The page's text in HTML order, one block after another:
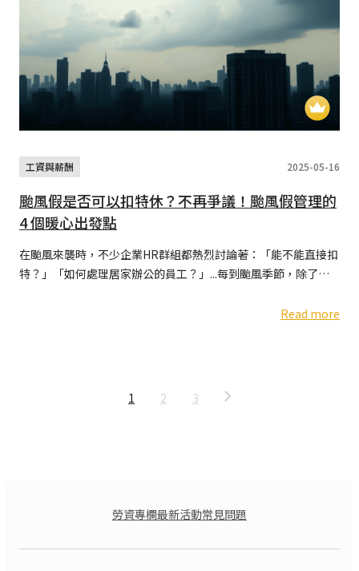
工資與薪酬 2025-05-16
颱風假是否可以扣特休？不再爭議！颱風假管理的
4 個暖心出發點
在颱風來襲時，不少企業HR群組都熱烈討論著：「能不能直接扣
特？」「如何處理居家辦公的員工？」...每到颱風季節，除了關
Read more
1 2 3
勞資專欄最新活動常見問題